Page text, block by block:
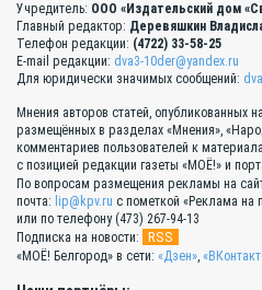
Учредитель: ООО «Издательский дом
Главный редактор: Деревяшкин
Телефон редакции: (4722) 33-58-25
E-mail редакции: dva3-10der@yandex.ru
Для юридически значимых сообщений:
Мнения авторов статей, опубликованных
размещённых в разделах «Мнения»,
комментариев пользователей к
с позицией редакции газеты «МОЁ!» и
По вопросам размещения рекламы на
почта: lip@kpv.ru с пометкой «Реклама на
или по телефону (473) 267-94-13
Подписка на новости:
RSS
«МОЁ! Белгород» в сети: «Дзен»,